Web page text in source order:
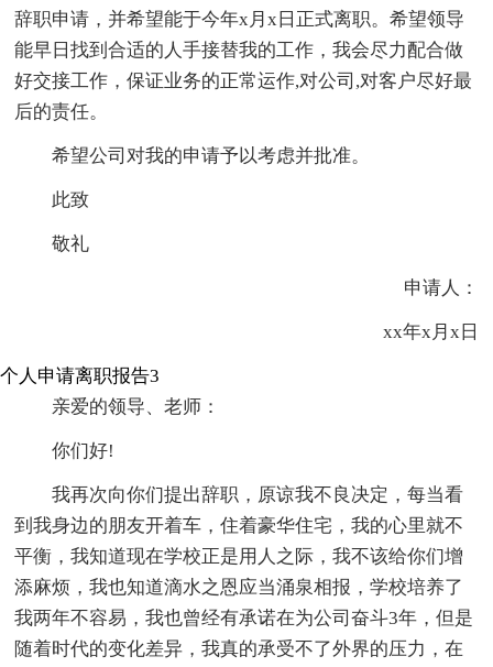
辞职申请，并希望能于今年x月x日正式离职。希望领导
能早日找到合适的人手接替我的工作，我会尽力配合做
好交接工作，保证业务的正常运作,对公司,对客户尽好最
后的责任。
希望公司对我的申请予以考虑并批准。
此致
敬礼
申请人：
xx年x月x日
个人申请离职报告3
亲爱的领导、老师：
你们好!
我再次向你们提出辞职，原谅我不良决定，每当看
到我身边的朋友开着车，住着豪华住宅，我的心里就不
平衡，我知道现在学校正是用人之际，我不该给你们增
添麻烦，我也知道滴水之恩应当涌泉相报，学校培养了
我两年不容易，我也曾经有承诺在为公司奋斗3年，但是
随着时代的变化差异，我真的承受不了外界的压力，在